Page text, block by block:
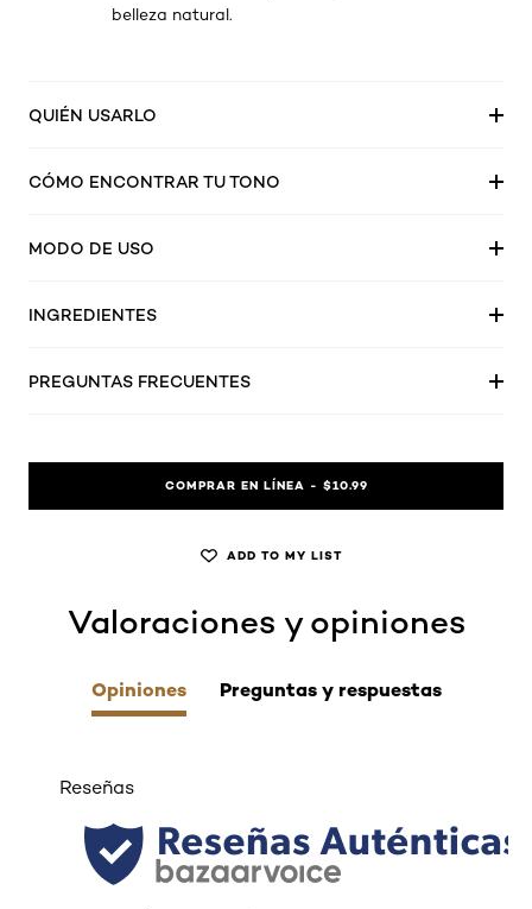
belleza natural.
QUIÉN USARLO
CÓMO ENCONTRAR TU TONO
MODO DE USO
INGREDIENTES
PREGUNTAS FRECUENTES
COMPRAR EN LÍNEA - $10.99
ADD TO MY LIST
skip tab component
Valoraciones y opiniones
Opiniones Preguntas y respuestas
Reseñas